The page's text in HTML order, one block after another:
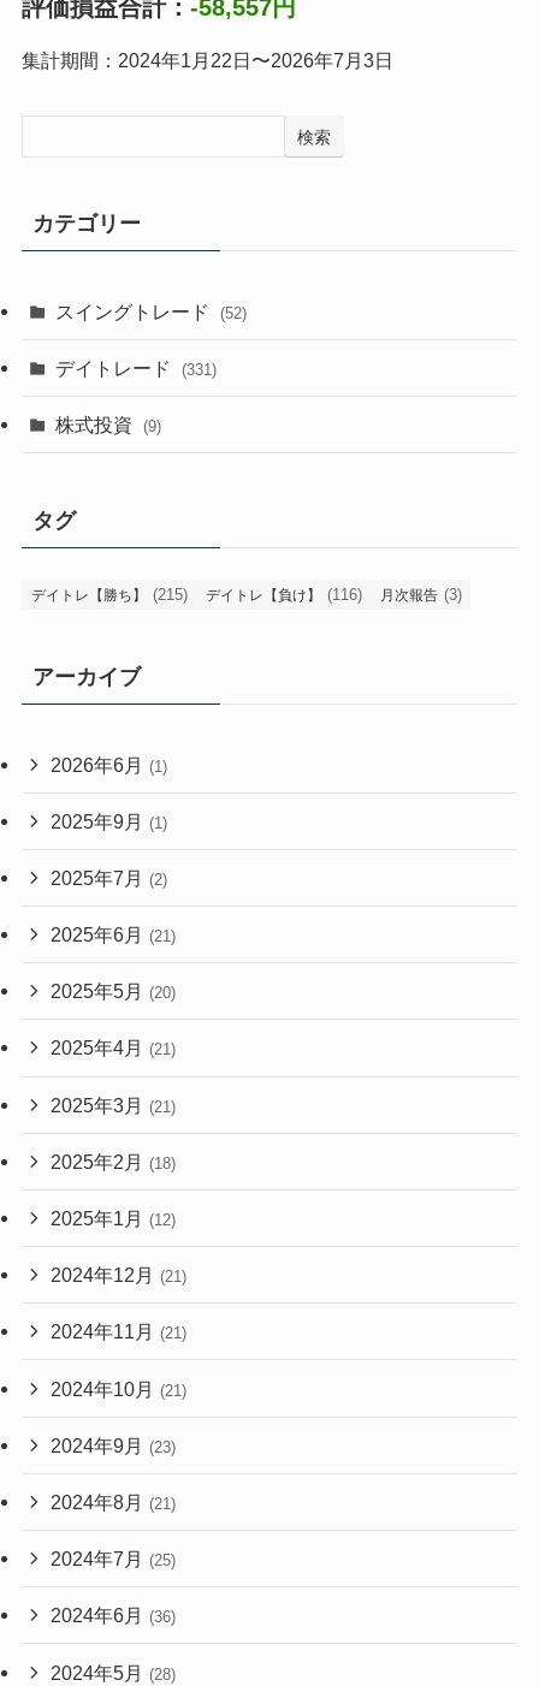
評価損益合計： -58,557円
集計期間：2024年1月22日〜2026年7月3日
検索
カテゴリー
スイングトレード (52)
デイトレード (331)
株式投資 (9)
タグ
デイトレ【勝ち】 (215) デイトレ【負け】 (116) 月次報告 (3)
アーカイブ
2026年6月 (1)
2025年9月 (1)
2025年7月 (2)
2025年6月 (21)
2025年5月 (20)
2025年4月 (21)
2025年3月 (21)
2025年2月 (18)
2025年1月 (12)
2024年12月 (21)
2024年11月 (21)
2024年10月 (21)
2024年9月 (23)
2024年8月 (21)
2024年7月 (25)
2024年6月 (36)
2024年5月 (28)